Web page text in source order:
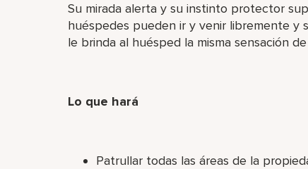
Su mirada alerta y su instinto protector
huéspedes pueden ir y venir libremente y
le brinda al huésped la misma sensación
Lo que hará
Patrullar todas las áreas de la